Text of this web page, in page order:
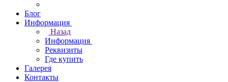
Блог
Информация
Назад
Информация
Реквизиты
Где купить
Галерея
Контакты